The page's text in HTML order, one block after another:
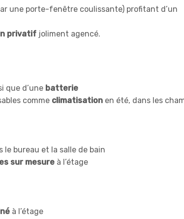
une porte-fenêtre coulissante) profitant d’un
privatif joliment agencé.
que d’une batterie
comme climatisation en été, dans les
le bureau et la salle de bain
sur mesure à l’étage
à l’étage